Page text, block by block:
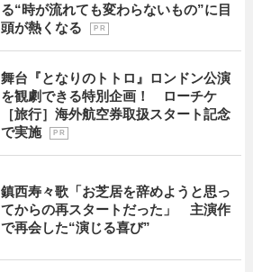
る“時が流れても変わらないもの”に目
頭が熱くなる
P R
舞台『となりのトトロ』ロンドン公演
を観劇できる特別企画！ ローチケ
［旅行］海外航空券取扱スタート記念
で実施
P R
鎮西寿々歌「お芝居を辞めようと思っ
てからの再スタートだった」 主演作
で再会した“演じる喜び”